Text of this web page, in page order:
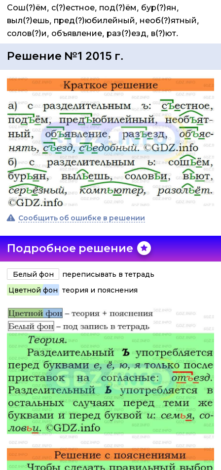
Сош(?)ём, с(?)естное, под(?)ём, бур(?)ян,
выл(?)ешь, пред(?)юбилейный, необ(?)ятный,
солов(?)и, объявление, раз(?)езд, в(?)ют.
Решение №1 2015 г.
Сообщить об ошибке в решении
Подробное решение
Белый фон
переписывать в тетрадь
Цветной фон теория и пояснения